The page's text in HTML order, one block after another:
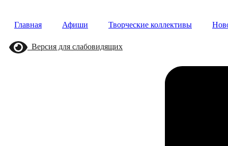
содержимому
Главная Афиши Творческие коллективы
Версия для слабовидящих